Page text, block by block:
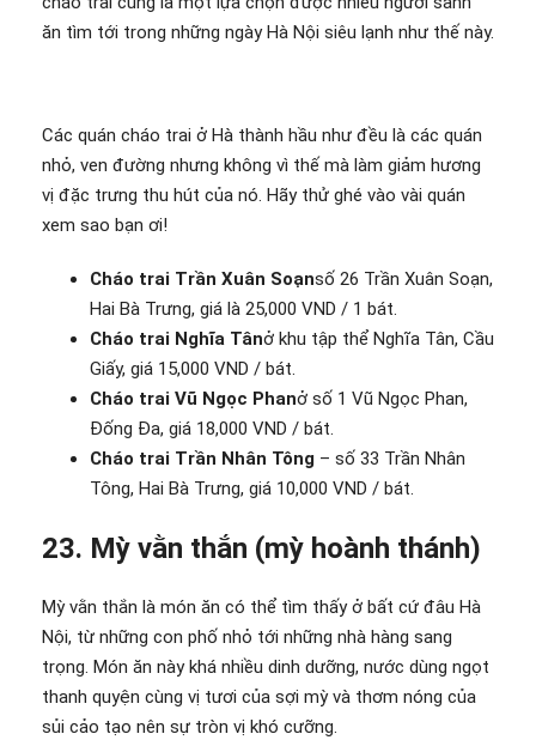
ăn tìm tới trong những ngày Hà Nội siêu lạnh như thế này.
Các quán cháo trai ở Hà thành hầu như đều là các quán
nhỏ, ven đường nhưng không vì thế mà làm giảm hương
vị đặc trưng thu hút của nó. Hãy thử ghé vào vài quán
xem sao bạn ơi!
Cháo trai Trần Xuân Soạnsố 26 Trần Xuân Soạn,
Hai Bà Trưng, giá là 25,000 VND / 1 bát.
Cháo trai Nghĩa Tânở khu tập thể Nghĩa Tân, Cầu
Giấy, giá 15,000 VND / bát.
Cháo trai Vũ Ngọc Phanở số 1 Vũ Ngọc Phan,
Đống Đa, giá 18,000 VND / bát.
Cháo trai Trần Nhân Tông – số 33 Trần Nhân
Tông, Hai Bà Trưng, giá 10,000 VND / bát.
23. Mỳ vằn thắn (mỳ hoành thánh)
Mỳ vằn thắn là món ăn có thể tìm thấy ở bất cứ đâu Hà
Nội, từ những con phố nhỏ tới những nhà hàng sang
trọng. Món ăn này khá nhiều dinh dưỡng, nước dùng ngọt
thanh quyện cùng vị tươi của sợi mỳ và thơm nóng của
sủi cảo tạo nên sự tròn vị khó cưỡng.